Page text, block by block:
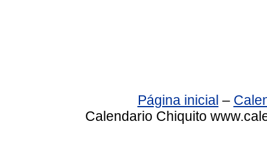
Página inicial –
Calendario Chiquito